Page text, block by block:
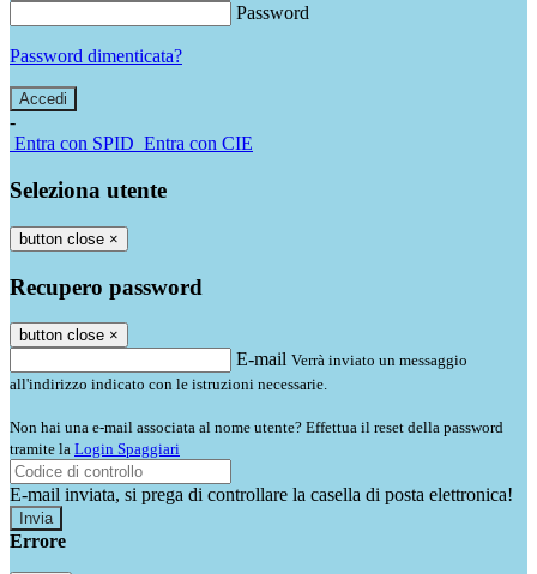
Password
Password dimenticata?
-
Entra con SPID Entra con CIE
Seleziona utente
button close ×
Recupero password
button close ×
E-mail Verrà inviato un messaggio
all'indirizzo indicato con le istruzioni necessarie.
Non hai una e-mail associata al nome utente? Effettua il reset della password
tramite la Login Spaggiari
E-mail inviata, si prega di controllare la casella di posta elettronica!
Errore